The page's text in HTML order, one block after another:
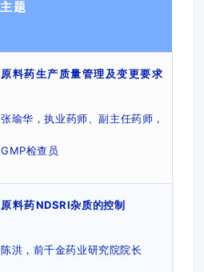
主题
原料药生产质量管理及变更要求
张瑜华，执业药师、副主任药师，
GMP检查员
原料药NDSRI杂质的控制
陈洪，前千金药业研究院院长